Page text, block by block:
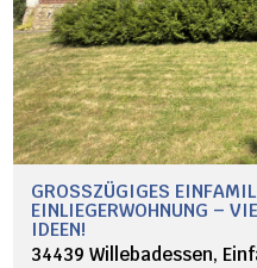
GROSSZÜGIGES
INLIEGERWOHNUNG –
DEEN!
34439 Willebadessen,